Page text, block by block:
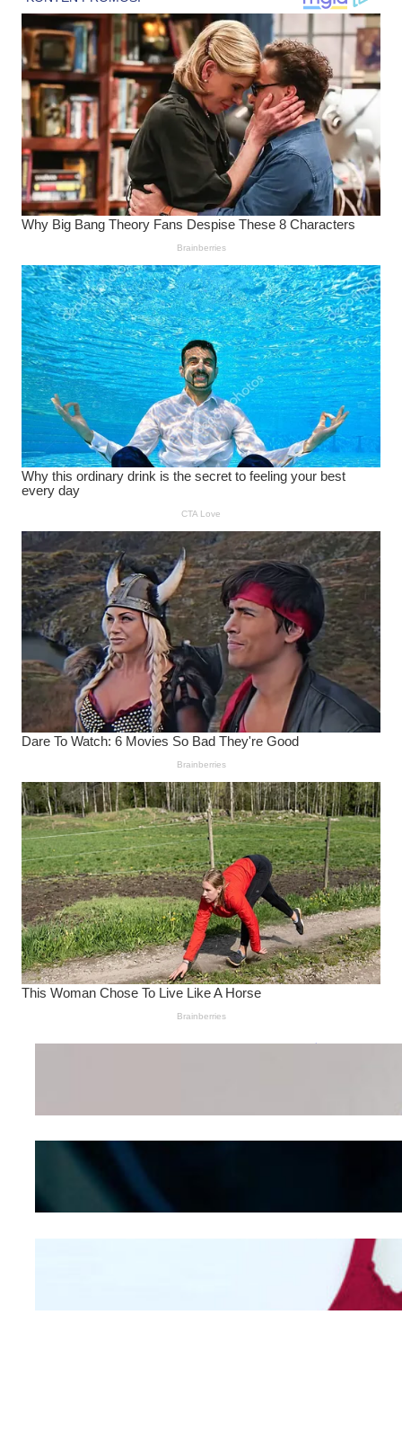
Wanita Pamer Pakaian
Kepribadian
Mengintip Kepribadian
Wanita Dari Warna Bra